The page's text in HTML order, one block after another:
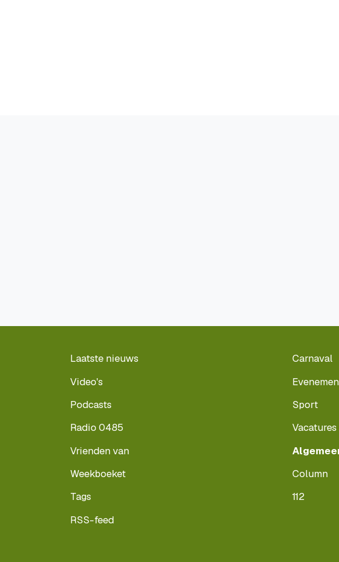
Laatste nieuws
Video's
Podcasts
Radio 0485
Vrienden van
Weekboeket
Tags
RSS-feed
Carnaval
Sport
Vacatures
Column
112